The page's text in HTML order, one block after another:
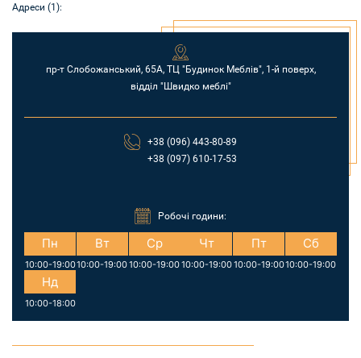
Адреси (1):
пр-т Слобожанський, 65А, ТЦ "Будинок Меблiв", 1-й поверх,
відділ "Швидко меблi"
+38 (096) 443-80-89
+38 (097) 610-17-53
Робочі години:
Пн
10:00-19:00
Вт
10:00-19:00
Ср
10:00-19:00
Чт
10:00-19:00
Пт
10:00-19:00
Сб
10:00-19:00
Нд
10:00-18:00